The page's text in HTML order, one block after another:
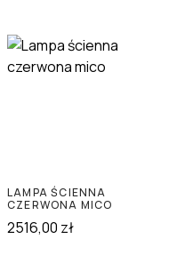
LAMPA ŚCIENNA
CZERWONA MICO
2516,00 zł